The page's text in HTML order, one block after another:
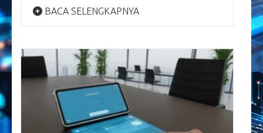
BACA SELENGKAPNYA